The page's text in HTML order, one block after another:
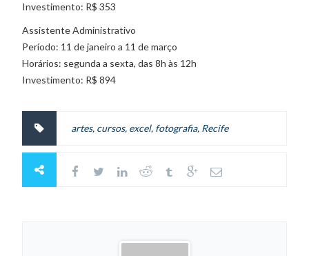
Investimento: R$ 353
Assistente Administrativo
Período: 11 de janeiro a 11 de março
Horários: segunda a sexta, das 8h às 12h
Investimento: R$ 894
artes, cursos, excel, fotografia, Recife